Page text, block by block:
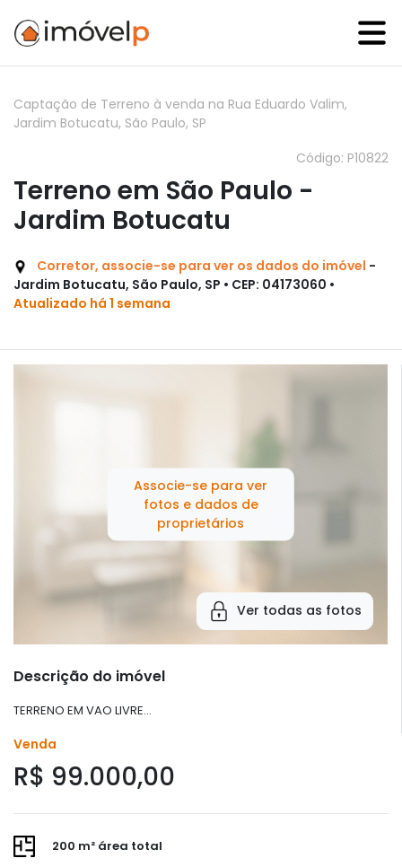
Captação de Terreno à venda na Rua Eduardo Valim,
Jardim Botucatu, São Paulo, SP
Código: P10822
Terreno em São Paulo -
Jardim Botucatu
Corretor, associe-se para ver os dados do imóvel -
Jardim Botucatu, São Paulo, SP • CEP: 04173060 •
Atualizado há 1 semana
Associe-se para ver
fotos e dados de
proprietários
Ver todas as fotos
Descrição do imóvel
TERRENO EM VAO LIVRE...
Venda
R$ 99.000,00
200 m² área total